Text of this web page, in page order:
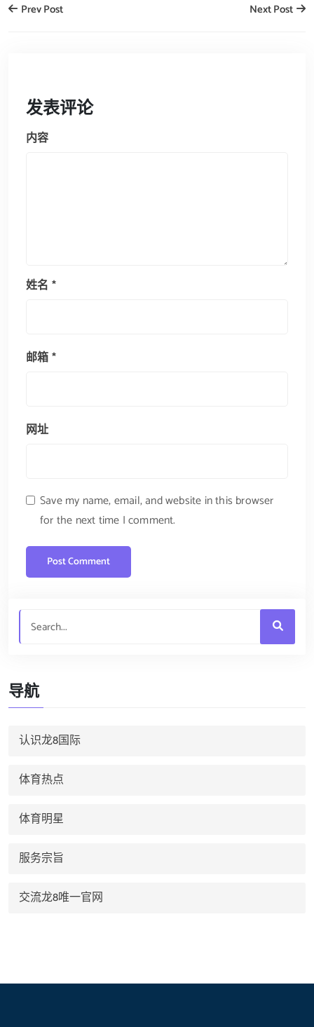
Prev Post Next Post
发表评论
内容
姓名 *
邮箱*
网址
Save my name, email, and website in this browser
for the next time I comment.
导航
认识龙8国际
体育热点
体育明星
服务宗旨
交流龙8唯一官网